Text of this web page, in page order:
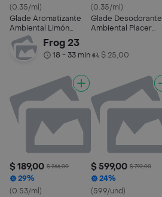
(0.35/ml)
Glade Aromatizante
Ambiental Limón
Refrescante Aerosol
360 mL
(0.35/ml)
Glade Desodorante
Ambiental Placer
Frog 23
18 - 33 min• $ 25,00
$ 189,00 $ 266,00
29%
(0.53/ml)
$ 599,00 $ 792,00
24%
(599/und)